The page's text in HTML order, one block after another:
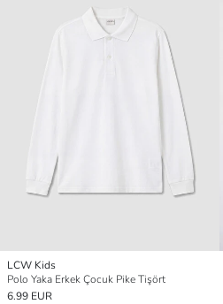
LCW Kids
Polo Yaka Erkek Çocuk Pike Tişört
6.99 EUR